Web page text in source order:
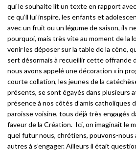
qui le souhaite lit un texte en rapport
ce qu’il lui inspire, les enfants et
avec un fruit ou un légume de saison, ils
pourquoi, mais très vite au moment de la
venir les déposer sur la table de la cène,
sert désormais à recueillir cette offrande
nous avons appelé une décoration « in
courte collation, les jeunes de la
présents, se sont égayés dans plusieurs
présence à nos côtés d’amis catholiques
paroisse voisine, tous déjà très engagés
faveur de la Création. Ici, on imaginait le
quel futur nous, chrétiens, pouvons-nous
autres à s’engager. Ailleurs il était